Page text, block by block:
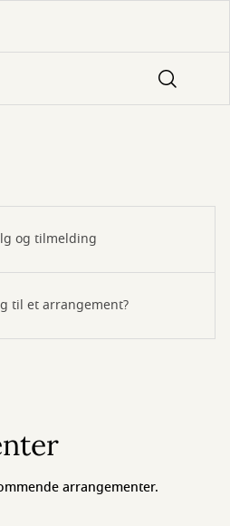
og tilmelding
til et arrangement?
arrangementer.